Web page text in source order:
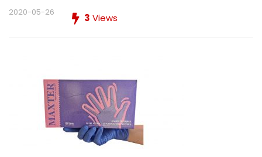
2020-05-26 3 Views